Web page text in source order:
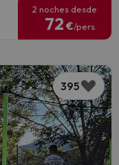
2 noches desde
72 €/pers.
395